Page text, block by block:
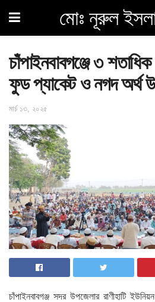
মোঃ নূরুল
চাঁপাইনবাবগঞ্জে ৩ শতাধিক
ফুড প্যাকেট ও নগদ অর্থ
মার্চ ১৩, ২০২৫
চাঁপাইনবাবগঞ্জ সদর উপজেলার রাণীহাটি